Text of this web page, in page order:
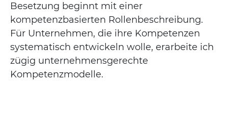
Besetzung beginnt mit einer
kompetenzbasierten Rollenbeschreibung.
Für Unternehmen, die ihre Kompetenzen
systematisch entwickeln wolle, erarbeite ich
zügig unternehmensgerechte
Kompetenzmodelle.